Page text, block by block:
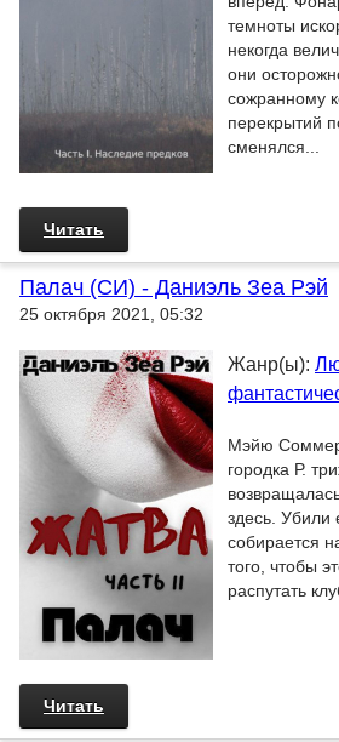
темноты
некогда
они
сожранному
перекрытий
сменялся...
Читать
Палач (СИ) - Даниэль Зеа Рэй
25 октября 2021, 05:32
Жанр(ы):
Мэйю
городка Р.
здесь.
собирается
того, чтобы
распутать
Читать